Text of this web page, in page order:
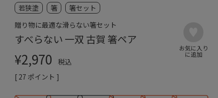
若狭塗 箸
箸セット
贈り物に最適な滑らない箸セット
すべらない 一双 古賀 箸ペア
¥2,970
税込
[ 27 ポイント ]